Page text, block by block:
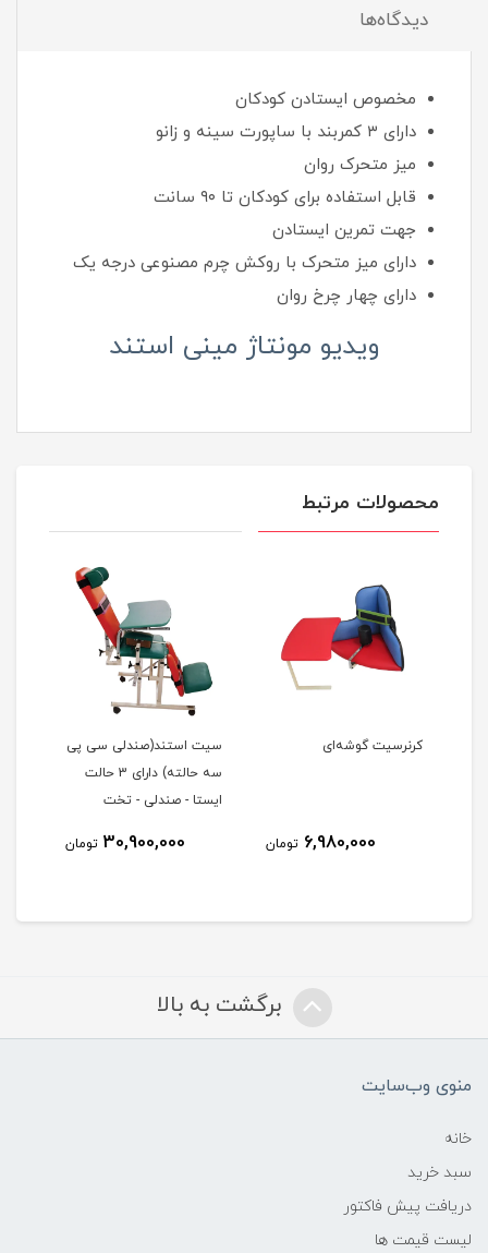
دیدگاه‌ها
مخصوص ایستادن کودکان
دارای ۳ کمربند با ساپورت سینه و زانو
میز متحرک روان
قابل استفاده برای کودکان تا ۹۰ سانت
جهت تمرین ایستادن
دارای میز متحرک با روکش چرم مصنوعی درجه یک
دارای چهار چرخ روان
ویدیو مونتاژ مینی استند
محصولات مرتبط
کرنرسیت گوشه‌ای
6,980,000 تومان
سیت استند(صندلی سی پی
سه حالته) دارای 3 حالت
ایستا - صندلی - تخت
30,900,000 تومان
برگشت به بالا
منوی وب‌سایت
خانه
سبد خرید
دریافت پیش فاکتور
لیست قیمت ها